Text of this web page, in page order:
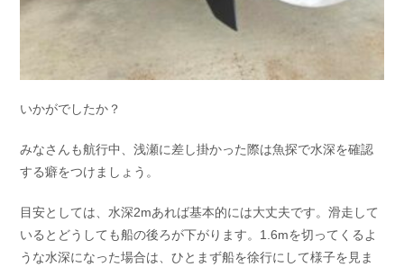
いかがでしたか？
みなさんも航行中、浅瀬に差し掛かった際は魚探で水深を確認
する癖をつけましょう。
目安としては、水深2mあれば基本的には大丈夫です。滑走して
いるとどうしても船の後ろが下がります。1.6mを切ってくるよ
うな水深になった場合は、ひとまず船を徐行にして様子を見ま